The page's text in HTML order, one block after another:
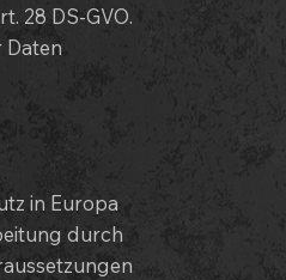
28 DS-GVO.
in Europa
durch